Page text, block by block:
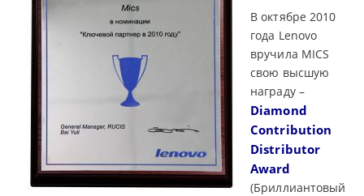
В октябре 2010
года Lenovo
вручила MICS
свою высшую
награду –
Diamond
Contribution
Distributor
Award
(Бриллиантовый